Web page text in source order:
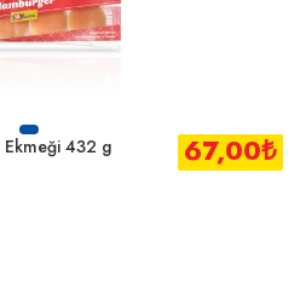
432 g 67,00₺